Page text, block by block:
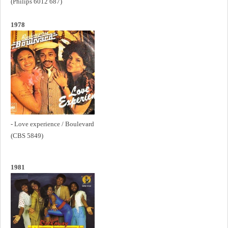
1978
- Love experience / Boulevard
(CBS 5849)
1981